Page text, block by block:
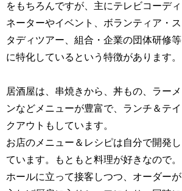
をもちろんですが、主にテレビコーディ
ネーターやイベント、ボランティア・ス
タディツアー、組合・企業の団体研修等
に特化しているという特徴があります。
居酒屋は、串焼きから、丼もの、ラーメ
ンなどメニューが豊富で、ランチ＆テイ
クアウトもしています。
お店のメニュー＆レシピは自分で開発し
ています。もともと料理が好きなので。
ホールに立って接客しつつ、オーダーが